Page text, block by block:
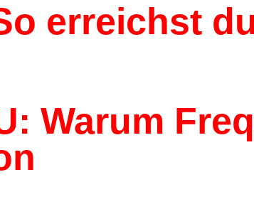
erreichst
Warum